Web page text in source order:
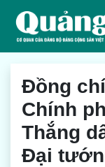
Đồng
Chính
Thắng
Đại